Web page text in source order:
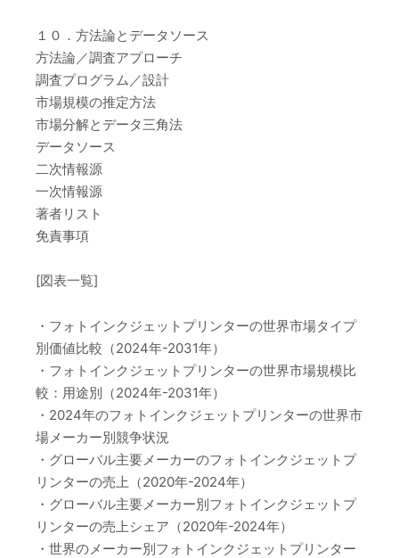
１０．方法論とデータソース
方法論／調査アプローチ
調査プログラム／設計
市場規模の推定方法
市場分解とデータ三角法
データソース
二次情報源
一次情報源
著者リスト
免責事項
[図表一覧]
・フォトインクジェットプリンターの世界市場タイプ
別価値比較（2024年-2031年）
・フォトインクジェットプリンターの世界市場規模比
較：用途別（2024年-2031年）
・2024年のフォトインクジェットプリンターの世界市
場メーカー別競争状況
・グローバル主要メーカーのフォトインクジェットプ
リンターの売上（2020年-2024年）
・グローバル主要メーカー別フォトインクジェットプ
リンターの売上シェア（2020年-2024年）
・世界のメーカー別フォトインクジェットプリンター